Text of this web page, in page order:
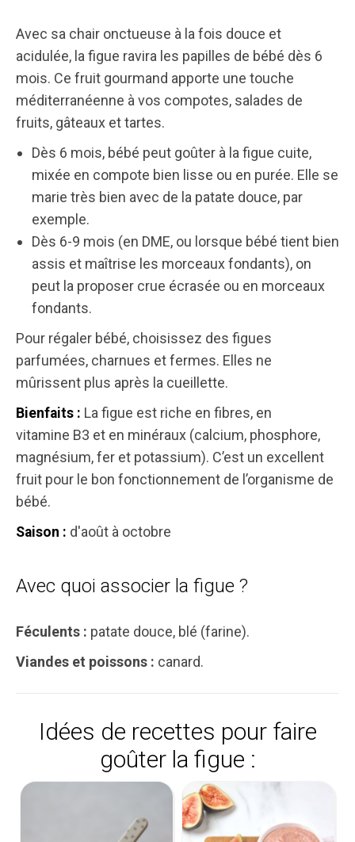
Avec sa chair onctueuse à la fois douce et
acidulée, la figue ravira les papilles de bébé dès 6
mois. Ce fruit gourmand apporte une touche
méditerranéenne à vos compotes, salades de
fruits, gâteaux et tartes.
Dès 6 mois, bébé peut goûter à la figue cuite,
mixée en compote bien lisse ou en purée. Elle se
marie très bien avec de la patate douce, par
exemple.
Dès 6-9 mois (en DME, ou lorsque bébé tient bien
assis et maîtrise les morceaux fondants), on
peut la proposer crue écrasée ou en morceaux
fondants.
Pour régaler bébé, choisissez des figues
parfumées, charnues et fermes. Elles ne
mûrissent plus après la cueillette.
Bienfaits : La figue est riche en fibres, en
vitamine B3 et en minéraux (calcium, phosphore,
magnésium, fer et potassium). C’est un excellent
fruit pour le bon fonctionnement de l’organisme de
bébé.
Saison : d'août à octobre
Avec quoi associer la figue ?
Féculents : patate douce, blé (farine).
Viandes et poissons : canard.
Idées de recettes pour faire
goûter la figue :